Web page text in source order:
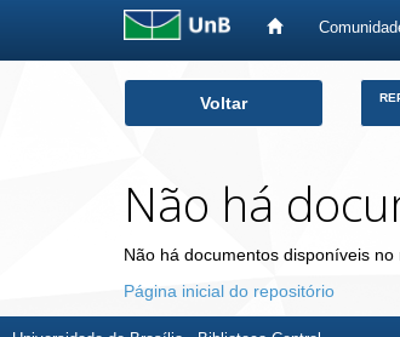
Voltar
Não há
Não há documentos disponíveis
Página inicial do repositório